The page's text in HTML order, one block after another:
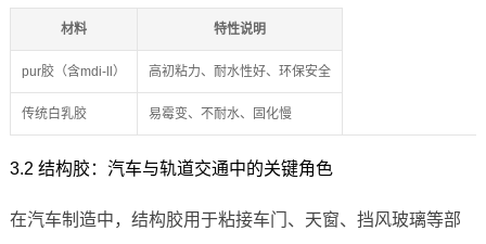
材料 特性说明
pur胶（含mdi-ll） 高初粘力、耐水性好、环保安全
传统白乳胶 易霉变、不耐水、固化慢
3.2 结构胶：汽车与轨道交通中的关键角色
在汽车制造中，结构胶用于粘接车门、天窗、挡风玻璃等部